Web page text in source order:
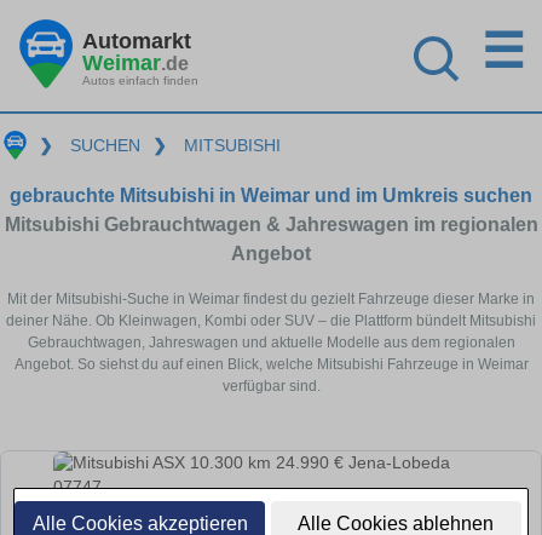
Alle Cookies akzeptieren Alle Cookies ablehnen
Automarkt
Weimar.de
Autos einfach finden
☰
❯ SUCHEN ❯ MITSUBISHI
gebrauchte Mitsubishi in Weimar und im Umkreis suchen
Mitsubishi Gebrauchtwagen & Jahreswagen im regionalen
Angebot
Mit der Mitsubishi-Suche in Weimar findest du gezielt Fahrzeuge dieser Marke in
deiner Nähe. Ob Kleinwagen, Kombi oder SUV – die Plattform bündelt Mitsubishi
Gebrauchtwagen, Jahreswagen und aktuelle Modelle aus dem regionalen
Angebot. So siehst du auf einen Blick, welche Mitsubishi Fahrzeuge in Weimar
verfügbar sind.